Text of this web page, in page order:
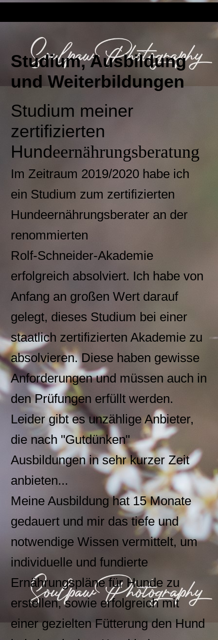
Studium, Ausbildung
und Weiterbildungen
Studium meiner
zertifizierten
Hundeernährungsberatung
Im Zeitraum 2019/2020 habe ich
ein Studium zum zertifizierten
Hundeernährungsberater an der
renommierten
Rolf-Schneider-Akademie
erfolgreich absolviert. Ich habe von
Anfang an großen Wert darauf
gelegt, dieses Studium bei einer
staatlich zertifizierten Akademie zu
absolvieren. Diese haben gewisse
Anforderungen und müssen auch in
den Prüfungen erfüllt werden.
Leider gibt es unzählige Anbieter,
die nach "Gutdünken"
Ausbildungen in sehr kurzer Zeit
anbieten...
Meine Ausbildung hat 15 Monate
gedauert und mir das tiefe und
notwendige Wissen vermittelt, um
individuelle und fundierte
Ernährungspläne für Hunde zu
erstellen, sowie erfolgreich mit
einer gezielten Fütterung den Hund